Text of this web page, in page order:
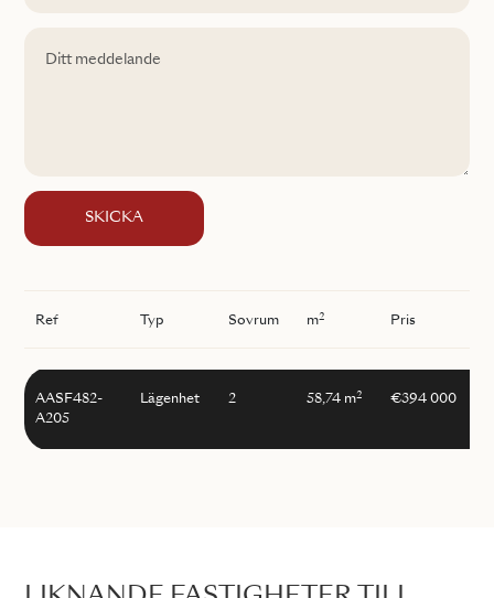
SKICKA
Ref Typ Sovrum m2 Pris
AASF482-
A205
Lägenhet 2 58,74 m2 €394 000